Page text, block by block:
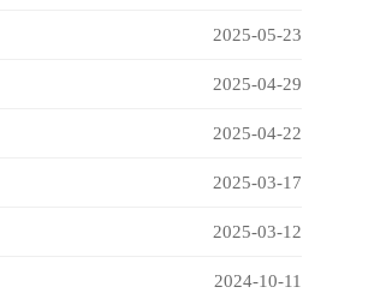
2025-05-23
2025-04-29
2025-04-22
2025-03-17
2025-03-12
2024-10-11